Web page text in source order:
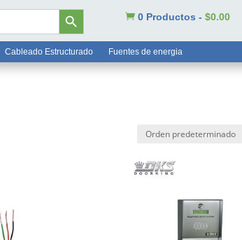
Botón de búsqueda
 0 Productos - $0.00
Cableado Estructurado Fuentes de energia